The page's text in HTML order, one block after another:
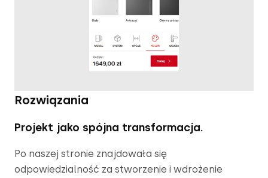
Rozwiązania
Projekt jako spójna transformacja.
Po naszej stronie znajdowała się
odpowiedzialność za stworzenie i wdrożenie